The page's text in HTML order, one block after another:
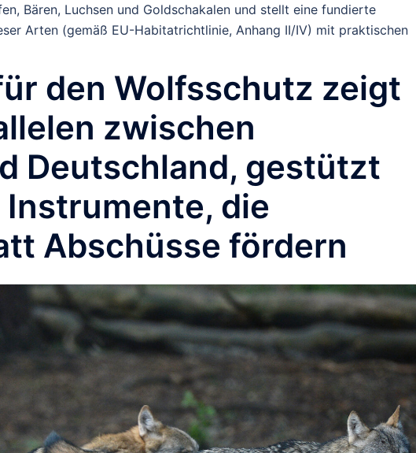
Bären, Luchsen und Goldschakalen und stellt eine fundierte
Arten (gemäß EU-Habitatrichtlinie, Anhang II/IV) mit praktischen
den Wolfsschutz zeigt
zwischen
Deutschland, gestützt
die
Abschüsse fördern